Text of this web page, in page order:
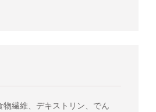
物繊維、デキストリン、でん